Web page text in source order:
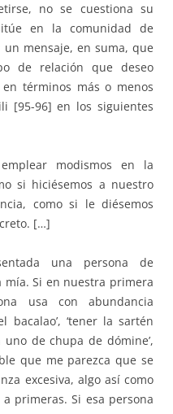
no se cuestiona su
en la comunidad de
mensaje, en suma, que
de relación que deseo
términos más o menos
[95-96] en los siguientes
modismos en la
si hiciésemos a nuestro
como si le diésemos
[…]
una persona de
mía. Si en nuestra primera
usa con abundancia
bacalao’, ‘tener la sartén
uno de chupa de dómine’,
que me parezca que se
excesiva, algo así como
primeras. Si esa persona